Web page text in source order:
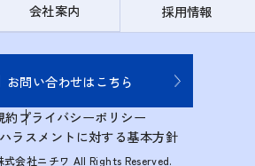
会社案内 採用情報
お問い合わせはこちら
約プライバシーポリシー
ラスメントに対する基本方針
会社ニチワ All Rights Reserved.